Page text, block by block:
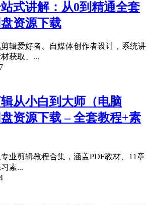
站式讲解：从0到精通全套
资源下载
辑爱好者、自媒体创作者设计，系统讲
获取、...
辑从小白到大师（电脑
资源下载 – 全套教程+素
业剪辑教程合集，涵盖PDF教材、11章
素...